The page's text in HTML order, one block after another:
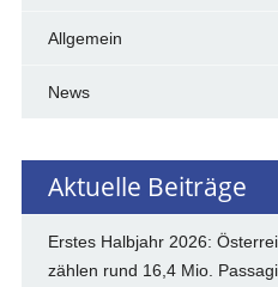
Allgemein
News
Aktuelle Beiträge
Erstes Halbjahr 2026:
zählen rund 16,4 Mio.